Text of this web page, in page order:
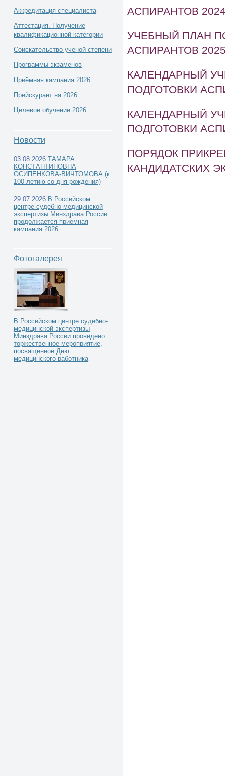
Аккредитация специалиста
Аттестация. Получение
квалификационной категории
Соискательство ученой степени
Программы экзаменов
Приёмная кампания 2026
Прейскурант на 2026
Целевое обучение 2026
Новости
03.08.2026 ТАМАРА
КОНСТАНТИНОВНА
ОСИПЕНКОВА-ВИЧТОМОВА (к
100-летию со дня рождения)
29.07.2026 В Российском
центре судебно-медицинской
экспертизы Минздрава России
продолжается приемная
кампания 2026
Фотогалерея
В Российском центре судебно-
медицинской экспертизы
Минздрава России проведено
торжественное мероприятие,
посвященное Дню
медицинского работника
АСПИРАНТОВ
УЧЕБНЫЙ ПЛАН
АСПИРАНТОВ
КАЛЕНДАРНЫЙ
ПОДГОТОВКИ
КАЛЕНДАРНЫЙ
ПОДГОТОВКИ
ПОРЯДОК
КАНДИДАТСКИХ